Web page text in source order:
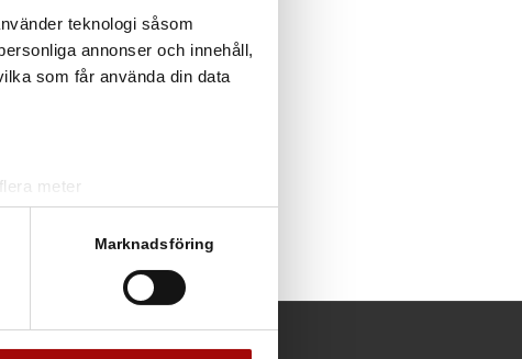
teknologi såsom
annonser och innehåll,
som får använda din data
meter
detaljsektionen. Du kan ändra
information från din enhet
Marknadsföring
rengöringen